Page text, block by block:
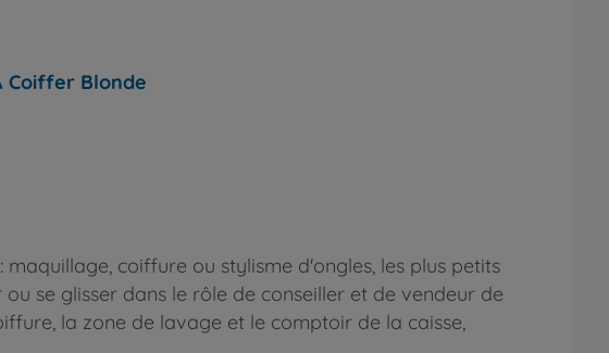
Coiffer Blonde
coiffure ou stylisme d'ongles, les plus petits
se glisser dans le rôle de conseiller et de vendeur de
la zone de lavage et le comptoir de la caisse,